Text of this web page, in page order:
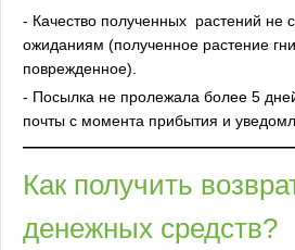
- Качество полученных растений не
ожиданиям (полученное растение
поврежденное).
- Посылка не пролежала более 5
почты с момента прибытия и
Как получить
денежных средств?